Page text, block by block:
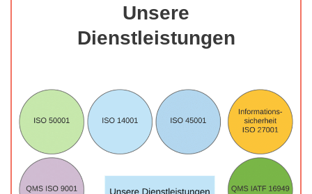
Unsere
Dienstleistungen